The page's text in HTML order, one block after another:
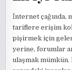
İnternet çağında,
tariflere erişim
pişirmek için
yerine, forumlar
ulaşmak